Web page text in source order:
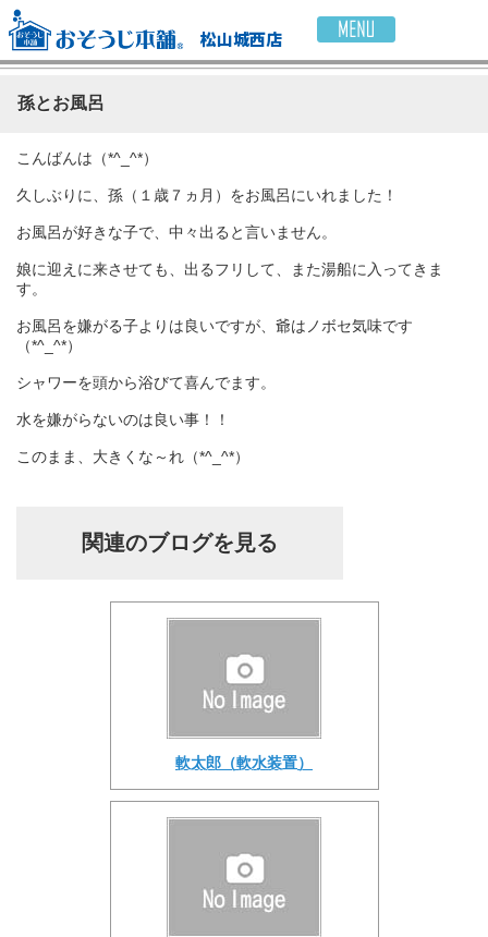
松山城西店
孫とお風呂
こんばんは（*^_^*）
久しぶりに、孫（１歳７ヵ月）をお風呂にいれました！
お風呂が好きな子で、中々出ると言いません。
娘に迎えに来させても、出るフリして、また湯船に入ってきま
す。
お風呂を嫌がる子よりは良いですが、爺はノボセ気味です
（*^_^*）
シャワーを頭から浴びて喜んでます。
水を嫌がらないのは良い事！！
このまま、大きくな～れ（*^_^*）
関連のブログを見る
軟太郎（軟水装置）